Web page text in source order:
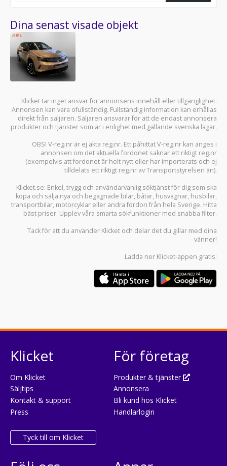
Dina senast visade objekt
Klicket tar inget ansvar för annonsens innehåll eller tillgänglighet.
Annonsen kan vara ofullständig. Fullständig information kan erhållas
direkt från säljaren. Säljaren ansvarar för att de endast annonsera
produkter och tjänster som är i enlighet med gällande svenska lagar.
OBS! V-reg.nr är ej äkta reg.nr. Ett påhittat V-reg.nr kan anges i
annonsen om det aktuella fordonet saknar ett riktigt reg.nr
(exempelvis att fordonet är helt nytt eller har importerats och ej
tilldelats ett riktigt reg.nr av Transportstyrelsen än).
Klicket.se: Enkel, trygg och användarvänlig söktjänst för dig som ska
köpa och sälja nya och begagnade bilar, båtar, husvagnar, husbilar,
transportbilar, motorcyklar eller andra fordon från hela Sverige. Hitta
bäst priser. Upplev våra smarta sökfunktioner med snabba filter.
Tack för att du använder Klicket och delar det du gillar med dina
vänner!
Ladda ner Klicket-appen gratis:
Klicket
Om Klicket
Säljtips
Kontakt & support
Press
Tyck till om Klicket
För företag
Produkter & tjänster
Annonsera
Bli kund hos Klicket
Handlarlogin